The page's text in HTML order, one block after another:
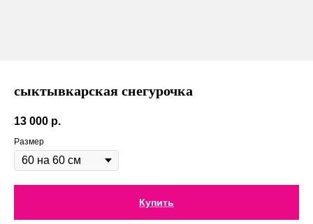
сыктывкарская снегурочка
13 000 р.
Размер
Купить